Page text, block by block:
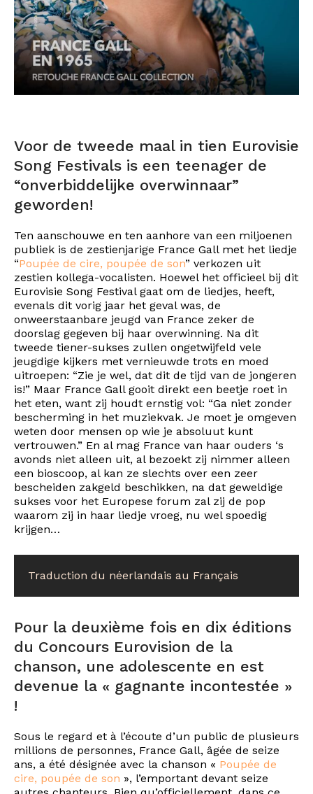
Voor de tweede maal in tien Eurovisie
Song Festivals is een teenager de
“onverbiddelijke overwinnaar”
geworden!
Ten aanschouwe en ten aanhore van een miljoenen
publiek is de zestienjarige France Gall met het liedje
“Poupée de cire, poupée de son” verkozen uit
zestien kollega-vocalisten. Hoewel het officieel bij dit
Eurovisie Song Festival gaat om de liedjes, heeft,
evenals dit vorig jaar het geval was, de
onweerstaanbare jeugd van France zeker de
doorslag gegeven bij haar overwinning. Na dit
tweede tiener-sukses zullen ongetwijfeld vele
jeugdige kijkers met vernieuwde trots en moed
uitroepen: “Zie je wel, dat dit de tijd van de jongeren
is!” Maar France Gall gooit direkt een beetje roet in
het eten, want zij houdt ernstig vol: “Ga niet zonder
bescherming in het muziekvak. Je moet je omgeven
weten door mensen op wie je absoluut kunt
vertrouwen.” En al mag France van haar ouders ‘s
avonds niet alleen uit, al bezoekt zij nimmer alleen
een bioscoop, al kan ze slechts over een zeer
bescheiden zakgeld beschikken, na dat geweldige
sukses voor het Europese forum zal zij de pop
waarom zij in haar liedje vroeg, nu wel spoedig
krijgen…
Traduction du néerlandais au Français
Pour la deuxième fois en dix éditions
du Concours Eurovision de la
chanson, une adolescente en est
devenue la « gagnante incontestée »
!
Sous le regard et à l’écoute d’un public de plusieurs
millions de personnes, France Gall, âgée de seize
ans, a été désignée avec la chanson « Poupée de
cire, poupée de son », l’emportant devant seize